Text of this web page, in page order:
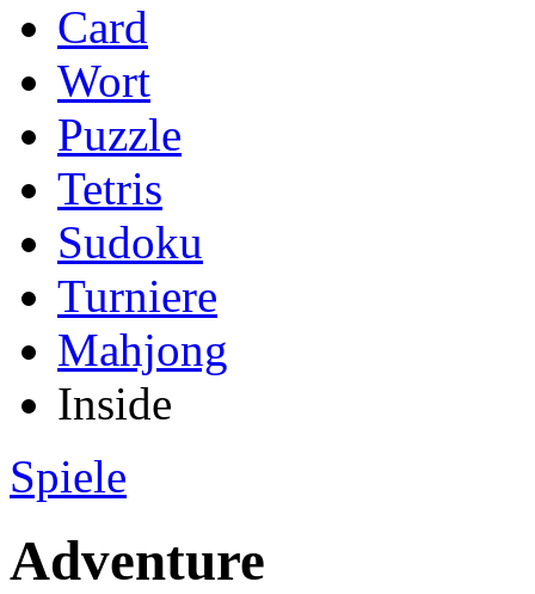
Card
Wort
Puzzle
Tetris
Sudoku
Turniere
Mahjong
Inside
Spiele
Adventure